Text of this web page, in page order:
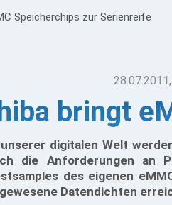
Speicherchips zur Serienreife
bringt
digitalen Welt
die Anforderungen an
des eigenen
Datendichten